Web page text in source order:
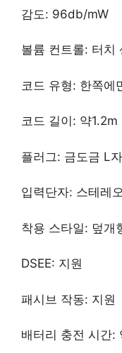
감도: 96db/mW
볼륨 컨트롤: 터치
코드 유형: 한쪽에
코드 길이: 약1.2m
플러그: 금도금 L
입력단자: 스테레
착용 스타일: 덮개
DSEE: 지원
패시브 작동: 지원
배터리 충전 시간: